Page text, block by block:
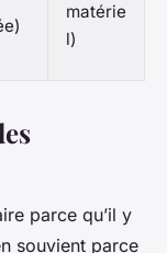
matérie
l)
parce qu’il y
souvient parce